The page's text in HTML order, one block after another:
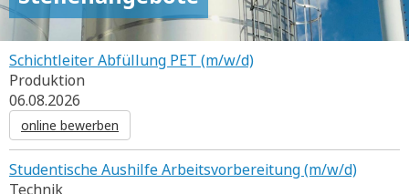
Schichtleiter Abfüllung PET (m/w/d)
Produktion
06.08.2026
online bewerben
Studentische Aushilfe Arbeitsvorbereitung (m/w/d)
Technik